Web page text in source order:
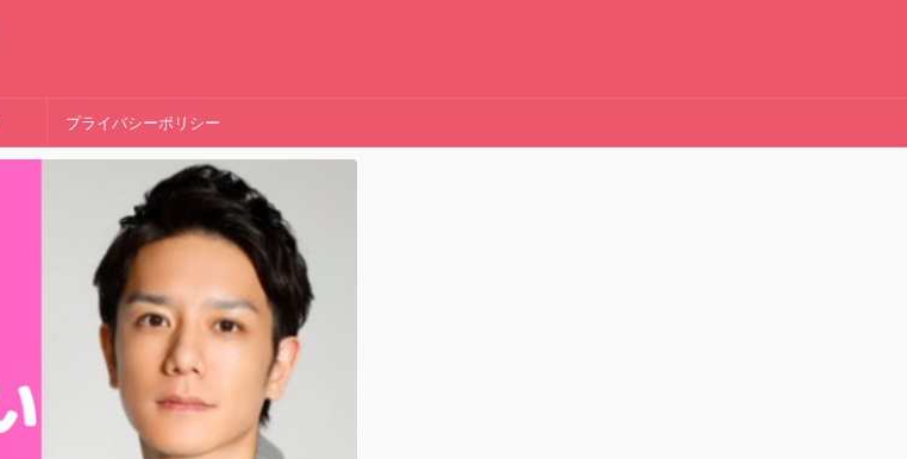
プライバシーポリシー